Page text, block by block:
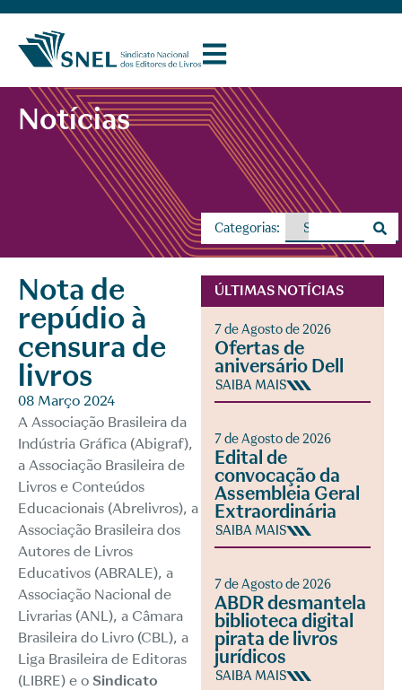
Notícias
Categorias:
Nota de
repúdio à
censura de
livros
08 Março 2024
A Associação Brasileira da
Indústria Gráfica (Abigraf),
a Associação Brasileira de
Livros e Conteúdos
Educacionais (Abrelivros), a
Associação Brasileira dos
Autores de Livros
Educativos (ABRALE), a
Associação Nacional de
Livrarias (ANL), a Câmara
Brasileira do Livro (CBL), a
Liga Brasileira de Editoras
(LIBRE) e o Sindicato
ÚLTIMAS NOTÍCIAS
7 de Agosto de 2026
Ofertas de
aniversário Dell
SAIBA MAIS
7 de Agosto de 2026
Edital de
convocação da
Assembleia Geral
Extraordinária
SAIBA MAIS
7 de Agosto de 2026
ABDR desmantela
biblioteca digital
pirata de livros
jurídicos
SAIBA MAIS